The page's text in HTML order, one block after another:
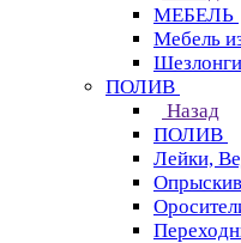
МЕБЕЛЬ
Мебель
ПОЛИВ
Назад
ПОЛИВ
Лейки,